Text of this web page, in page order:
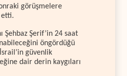
görüşmelere
Şehbaz Şerif’in 24 saat
öngördüğü
güvenlik
dair derin kaygıları